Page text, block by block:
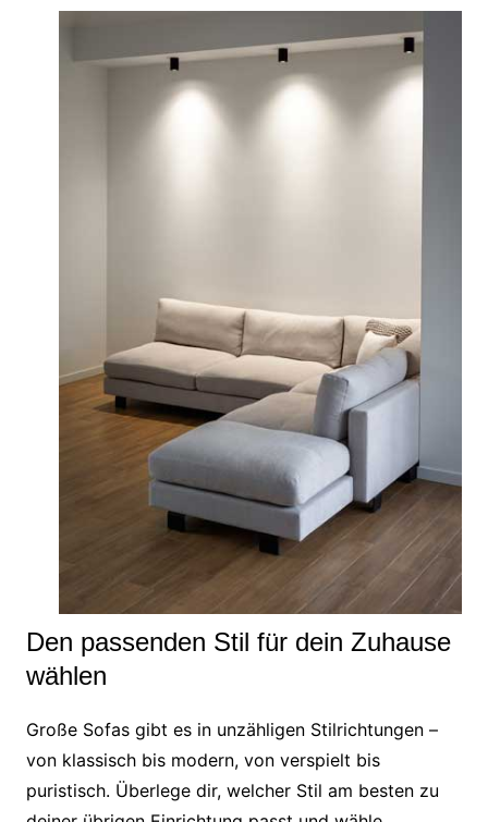
Den passenden Stil für dein Zuhause
wählen
Große Sofas gibt es in unzähligen Stilrichtungen –
von klassisch bis modern, von verspielt bis
puristisch. Überlege dir, welcher Stil am besten zu